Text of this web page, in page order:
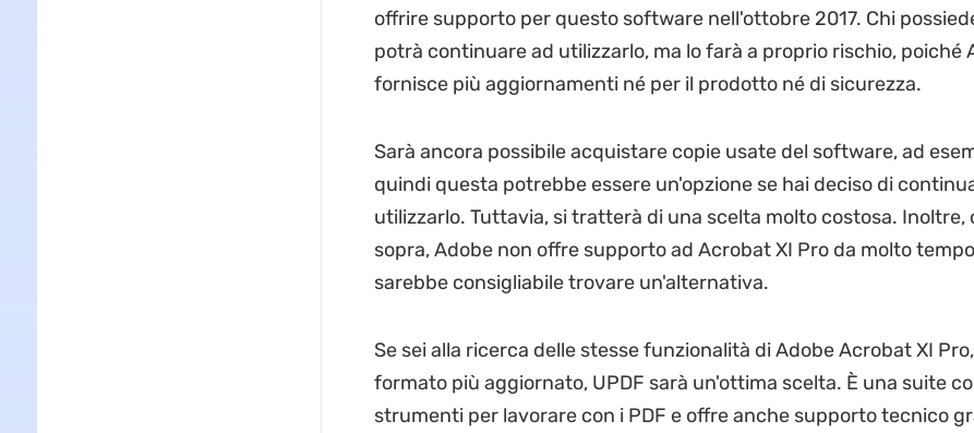
offrire supporto per questo software nell'ottobre 2017. Chi
potrà continuare ad utilizzarlo, ma lo farà a proprio rischio, poiché
fornisce più aggiornamenti né per il prodotto né di sicurezza.
Sarà ancora possibile acquistare copie usate del software, ad
quindi questa potrebbe essere un'opzione se hai deciso di
utilizzarlo. Tuttavia, si tratterà di una scelta molto costosa. Inoltre,
sopra, Adobe non offre supporto ad Acrobat XI Pro da molto
sarebbe consigliabile trovare un'alternativa.
Se sei alla ricerca delle stesse funzionalità di Adobe Acrobat XI
formato più aggiornato, UPDF sarà un'ottima scelta. È una suite
strumenti per lavorare con i PDF e offre anche supporto tecnico